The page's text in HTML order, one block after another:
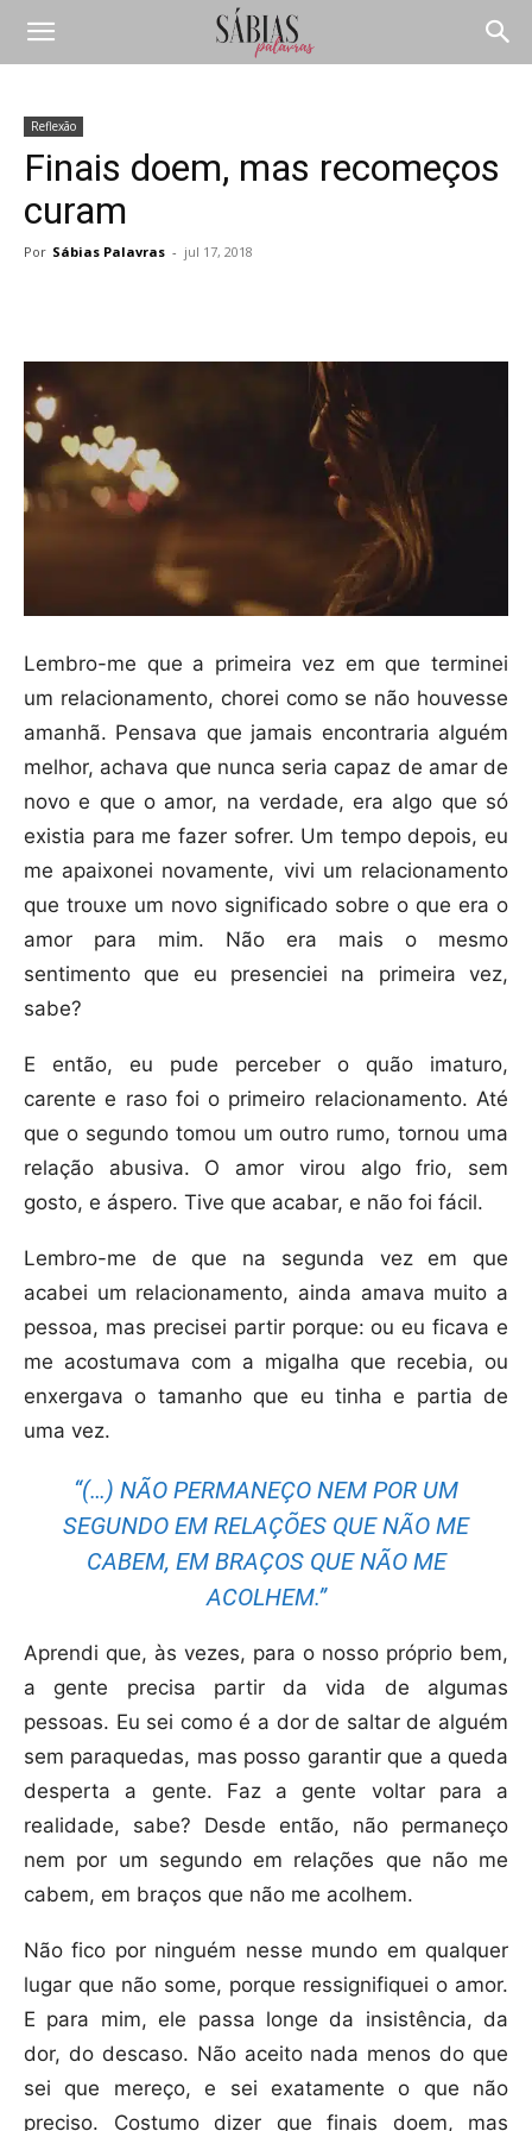
Reflexão
Finais doem, mas recomeços
curam
Por Sábias Palavras - jul 17, 2018
Lembro-me que a primeira vez em que terminei
um relacionamento, chorei como se não houvesse
amanhã. Pensava que jamais encontraria alguém
melhor, achava que nunca seria capaz de amar de
novo e que o amor, na verdade, era algo que só
existia para me fazer sofrer. Um tempo depois, eu
me apaixonei novamente, vivi um relacionamento
que trouxe um novo significado sobre o que era o
amor para mim. Não era mais o mesmo
sentimento que eu presenciei na primeira vez,
sabe?
E então, eu pude perceber o quão imaturo,
carente e raso foi o primeiro relacionamento. Até
que o segundo tomou um outro rumo, tornou uma
relação abusiva. O amor virou algo frio, sem
gosto, e áspero. Tive que acabar, e não foi fácil.
Lembro-me de que na segunda vez em que
acabei um relacionamento, ainda amava muito a
pessoa, mas precisei partir porque: ou eu ficava e
me acostumava com a migalha que recebia, ou
enxergava o tamanho que eu tinha e partia de
uma vez.
“(…) NÃO PERMANEÇO NEM POR UM
SEGUNDO EM RELAÇÕES QUE NÃO ME
CABEM, EM BRAÇOS QUE NÃO ME
ACOLHEM.”
Aprendi que, às vezes, para o nosso próprio bem,
a gente precisa partir da vida de algumas
pessoas. Eu sei como é a dor de saltar de alguém
sem paraquedas, mas posso garantir que a queda
desperta a gente. Faz a gente voltar para a
realidade, sabe? Desde então, não permaneço
nem por um segundo em relações que não me
cabem, em braços que não me acolhem.
Não fico por ninguém nesse mundo em qualquer
lugar que não some, porque ressignifiquei o amor.
E para mim, ele passa longe da insistência, da
dor, do descaso. Não aceito nada menos do que
sei que mereço, e sei exatamente o que não
preciso. Costumo dizer que finais doem, mas